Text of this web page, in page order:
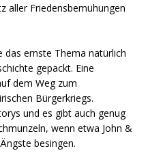
aller Friedensbemühungen
das ernste Thema natürlich
gepackt. Eine
dem Weg zum
Bürgerkriegs.
und es gibt auch genug
wenn etwa John &
besingen.